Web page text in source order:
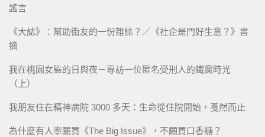
謠言
《大誌》：幫助街友的一份雜誌？／《社企是門好生意？》書
摘
我在桃園女監的日與夜－專訪一位匿名受刑人的鐵窗時光
（上）
我朋友住在精神病院 3000 多天：生命從住院開始，戞然而止
為什麼有人寧願買《The Big Issue》，不願買口香糖？